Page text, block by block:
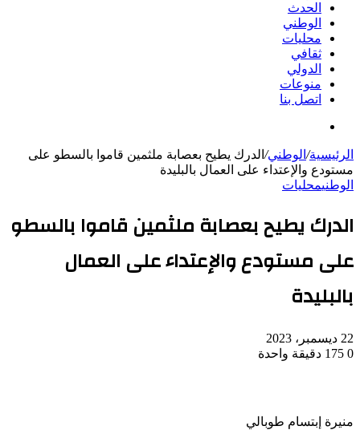
الحدث
الوطني
محليات
ثقافي
الدولي
منوعات
اتصل بنا
الرئيسية/ الوطني/ الدرك يطيح بعصابة ملثمين قاموا بالسطو على
مستودع والإعتداء على العمال بالبليدة
الوطنيمحليات
الدرك يطيح بعصابة ملثمين قاموا بالسطو
على مستودع والإعتداء على العمال
بالبليدة
22 ديسمبر، 2023
0
دقيقة واحدة
منيرة إبتسام طوبالي